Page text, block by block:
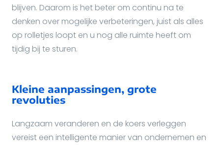
blijven. Daarom is het beter om continu na te
denken over mogelijke verbeteringen, juist als alles
op rolletjes loopt en u nog alle ruimte heeft om
tijdig bij te sturen.
Kleine aanpassingen, grote
revoluties
Langzaam veranderen en de koers verleggen
vereist een intelligente manier van ondernemen en